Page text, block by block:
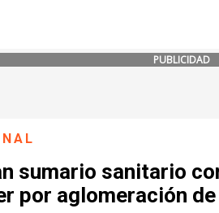
PUBLICIDAD
sumario sanitario
por aglomeración